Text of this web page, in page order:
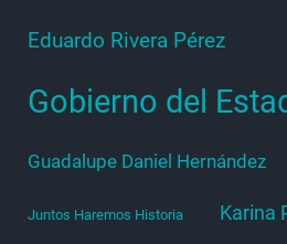
Eduardo Rivera Pérez
Gobierno del
Guadalupe Daniel Hernández
Juntos Haremos Historia Karina